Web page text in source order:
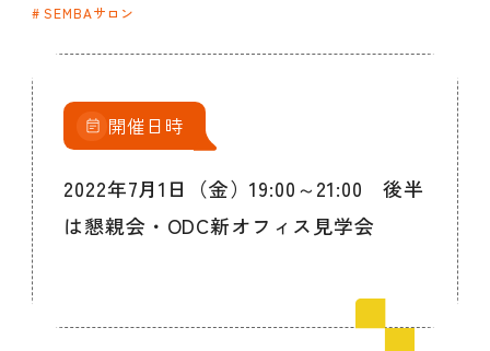
メンバーシップの声
メルマガ登録 デザイン団体・機関一覧
関西デザイン学校一覧
SEMBAサロン
開催日時
2022年7月1日（金）19:00～21:00 後半
は懇親会・ODC新オフィス見学会